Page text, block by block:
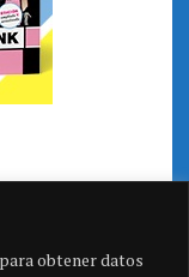
obtener datos